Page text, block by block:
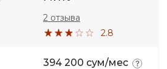
2.8
2 отзыва
394 200 сум/мес